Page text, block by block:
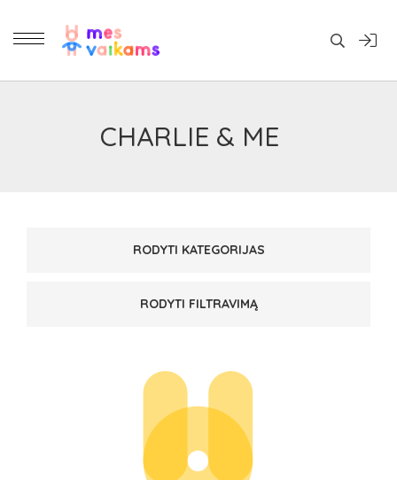
Daiktai
CHARLIE & ME
RODYTI KATEGORIJAS
RODYTI FILTRAVIMĄ